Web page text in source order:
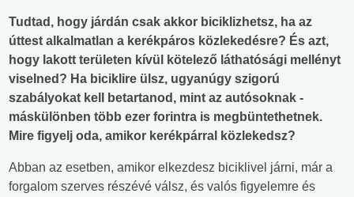
Tudtad, hogy járdán csak akkor biciklizhetsz, ha az
úttest alkalmatlan a kerékpáros közlekedésre? És azt,
hogy lakott területen kívül kötelező láthatósági mellényt
viselned? Ha biciklire ülsz, ugyanúgy szigorú
szabályokat kell betartanod, mint az autósoknak -
máskülönben több ezer forintra is megbüntethetnek.
Mire figyelj oda, amikor kerékpárral közlekedsz?
Abban az esetben, amikor elkezdesz biciklivel járni, már a
forgalom szerves részévé válsz, és valós figyelemre és